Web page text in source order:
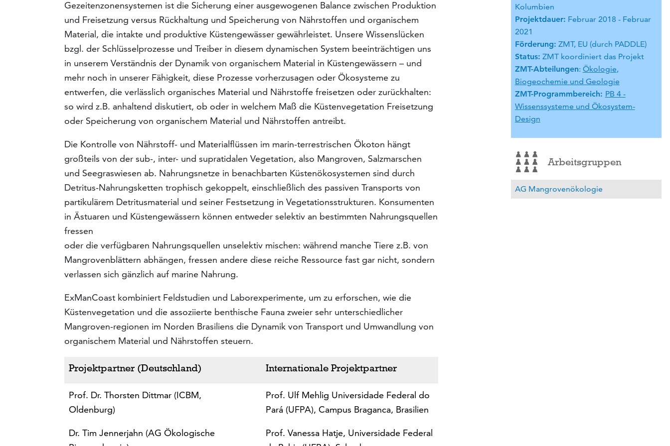
Gezeitenzonensystemen ist die Sicherung einer ausgewogenen Balance zwischen Produktion
und Freisetzung versus Rückhaltung und Speicherung von Nährstoffen und organischem
Material, die intakte und produktive Küstengewässer gewährleistet. Unsere Wissenslücken
bzgl. der Schlüsselprozesse und Treiber in diesem dynamischen System beeinträchtigen uns
in unserem Verständnis der Dynamik von organischem Material in Küstengewässern – und
mehr noch in unserer Fähigkeit, diese Prozesse vorherzusagen oder Ökosysteme zu
entwerfen, die verlässlich organisches Material und Nährstoffe freisetzen oder zurückhalten:
so wird z.B. anhaltend diskutiert, ob oder in welchem Maß die Küstenvegetation Freisetzung
oder Speicherung von organischem Material und Nährstoffen antreibt.
Die Kontrolle von Nährstoff- und Materialflüssen im marin-terrestrischen Ökoton hängt
großteils von der sub-, inter- und supratidalen Vegetation, also Mangroven, Salzmarschen
und Seegraswiesen ab. Nahrungsnetze in benachbarten Küstenökosystemen sind durch
Detritus-Nahrungsketten trophisch gekoppelt, einschließlich des passiven Transports von
partikulärem Detritusmaterial und seiner Festsetzung in Vegetationsstrukturen. Konsumenten
in Ästuaren und Küstengewässern können entweder selektiv an bestimmten Nahrungsquellen
fressen
oder die verfügbaren Nahrungsquellen unselektiv mischen: während manche Tiere z.B. von
Mangrovenblättern abhängen, fressen andere diese reiche Ressource fast gar nicht, sondern
verlassen sich gänzlich auf marine Nahrung.
ExManCoast kombiniert Feldstudien und Laborexperimente, um zu erforschen, wie die
Küstenvegetation und die assoziierte benthische Fauna zweier sehr unterschiedlicher
Mangroven-regionen im Norden Brasiliens die Dynamik von Transport und Umwandlung von
organischem Material und Nährstoffen steuern.
Projektpartner (Deutschland) Internationale Projektpartner
Prof. Dr. Thorsten Dittmar (ICBM,
Oldenburg)
Dr. Tim Jennerjahn (AG Ökologische
Prof. Ulf Mehlig Universidade Federal do
Pará (UFPA), Campus Braganca, Brasilien
Prof. Vanessa Hatje, Universidade Federal
Kolumbien
Projektdauer: Februar 2018 - Februar
2021
Förderung: ZMT, EU (durch PADDLE)
Status: ZMT koordiniert das Projekt
ZMT-Abteilungen: Ökologie,
Biogeochemie und Geologie
ZMT-Programmbereich: PB 4 -
Wissenssysteme und Ökosystem-
Design
Arbeitsgruppen
AG Mangrovenökologie